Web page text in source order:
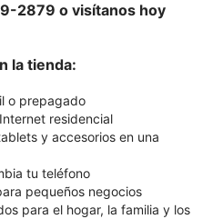
2879 o visítanos hoy
la tienda:
o prepagado
residencial
y accesorios en una
tu teléfono
pequeños negocios
para el hogar, la familia y los